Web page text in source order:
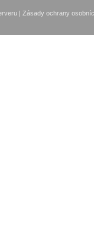
Zásady ochrany